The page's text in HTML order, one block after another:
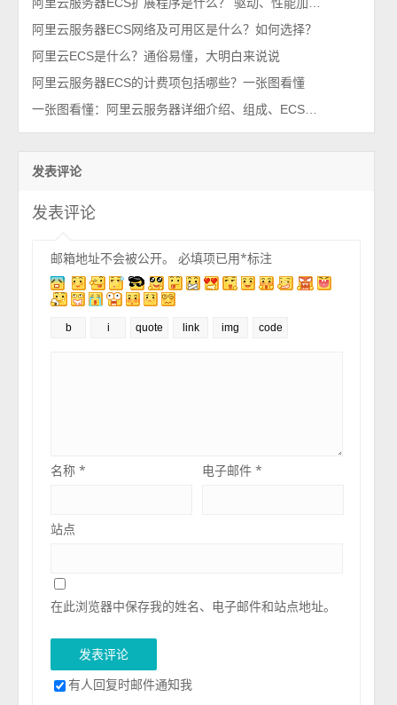
阿里云服务器ECS网络及可用区是什么？如何选择？
阿里云ECS是什么？通俗易懂，大明白来说说
阿里云服务器ECS的计费项包括哪些？一张图看懂
发表评论
发表评论
邮箱地址不会被公开。 必填项已用*标注
名称* 电子邮件*
站点
在此浏览器中保存我的姓名、电子邮件和站点地址。
有人回复时邮件通知我